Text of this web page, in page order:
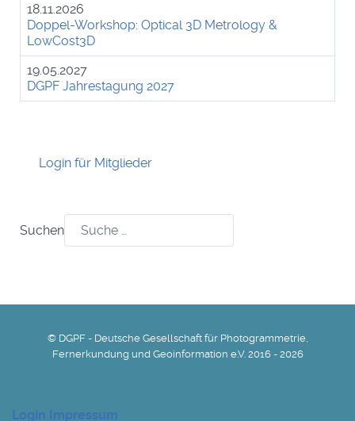
18.11.2026
Doppel-Workshop: Optical 3D Metrology &
LowCost3D
19.05.2027
DGPF Jahrestagung 2027
Login für Mitglieder
Suchen
© DGPF - Deutsche Gesellschaft für Photogrammetrie,
Fernerkundung und Geoinformation e.V. 2016 - 2026
Login Impressum